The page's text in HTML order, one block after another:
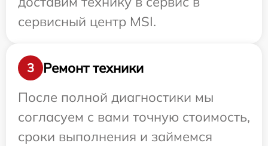
сервисный центр MSI.
3
Ремонт техники
После полной диагностики мы
согласуем с вами точную стоимость,
сроки выполнения и займемся